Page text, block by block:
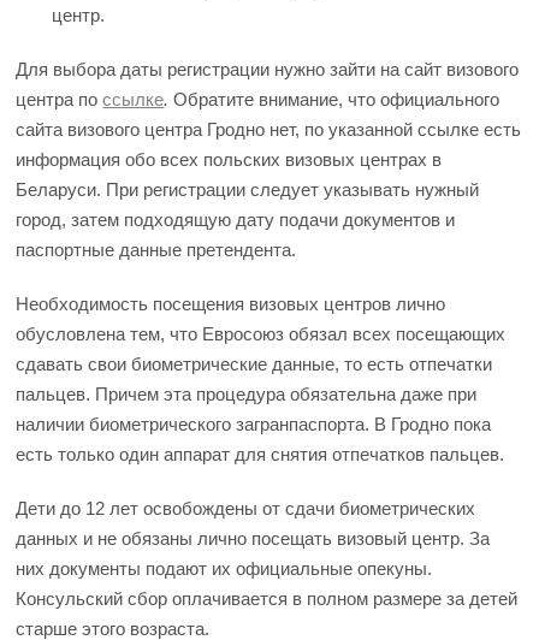
центр.
Для выбора даты регистрации нужно зайти на сайт визового
центра поссылке.Обратите внимание, что официального
сайта визового центра Гродно нет, по указанной ссылке есть
информация обо всех польских визовых центрах в
Беларуси. При регистрации следует указывать нужный
город, затем подходящую дату подачи документов и
паспортные данные претендента.
Необходимость посещения визовых центров лично
обусловлена тем, что Евросоюз обязал всех посещающих
сдавать свои биометрические данные, то есть отпечатки
пальцев. Причем эта процедура обязательна даже при
наличии биометрического загранпаспорта. В Гродно пока
есть только один аппарат для снятия отпечатков пальцев.
Дети до 12 лет освобождены от сдачи биометрических
данных и не обязаны лично посещать визовый центр. За
них документы подают их официальные опекуны.
Консульский сбор оплачивается в полном размере за детей
старше этого возраста.